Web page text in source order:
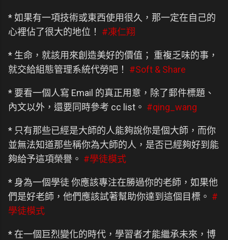
* 如果有一項技術或東西使用很久，那一定在自己的
心裡佔了很大的地位！ #凍仁翔
* 生命，就該用來創造美好的價值； 重複乏味的事，
就交給組態管理系統代勞吧！ #Soft & Share
* 要看一個人寫 Email 的真正用意，除了郵件標題、
內文以外，還要同時參考 cc list。 #qing_wang
* 只有那些已經是大師的人能夠說你是個大師，而你
並無法知道那些稱你為大師的人，是否已經夠好到能
夠給予這項榮譽。 #學徒模式
* 身為一個學徒 你應該專注在勝過你的老師，如果他
們是好老師，他們應該試著幫助你達到這個目標。 #
學徒模式
* 在一個巨烈變化的時代，學習者才能繼承未來，博